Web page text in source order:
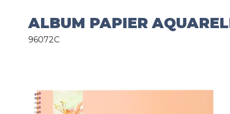
ALBUM PAPIER
96072C